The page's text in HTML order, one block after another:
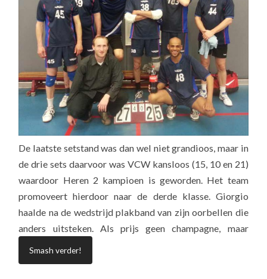
De laatste setstand was dan wel niet grandioos, maar in
de drie sets daarvoor was VCW kansloos (15, 10 en 21)
waardoor Heren 2 kampioen is geworden. Het team
promoveert hierdoor naar de derde klasse. Giorgio
haalde na de wedstrijd plakband van zijn oorbellen die
anders uitsteken. Als prijs geen champagne, maar
Smash verder!